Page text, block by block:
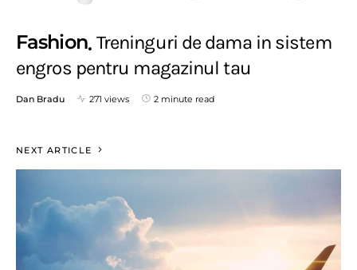
Fashion Treninguri de dama in sistem
engros pentru magazinul tau
Dan Bradu 271 views 2 minute read
NEXT ARTICLE